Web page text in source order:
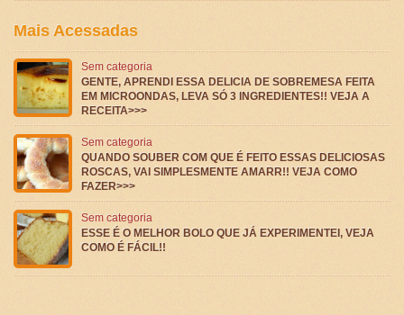
Mais Acessadas
Sem categoria
GENTE, APRENDI ESSA DELICIA DE SOBREMESA FEITA
EM MICROONDAS, LEVA SÓ 3 INGREDIENTES!! VEJA A
RECEITA>>>
Sem categoria
QUANDO SOUBER COM QUE É FEITO ESSAS DELICIOSAS
ROSCAS, VAI SIMPLESMENTE AMARR!! VEJA COMO
FAZER>>>
Sem categoria
ESSE É O MELHOR BOLO QUE JÁ EXPERIMENTEI, VEJA
COMO É FÁCIL!!